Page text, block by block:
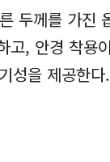
두께를 가진
고, 안경 착용
성을 제공한다.